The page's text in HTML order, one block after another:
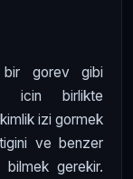
gorev gibi
icin birlikte
izi gormek
ve benzer
bilmek gerekir.